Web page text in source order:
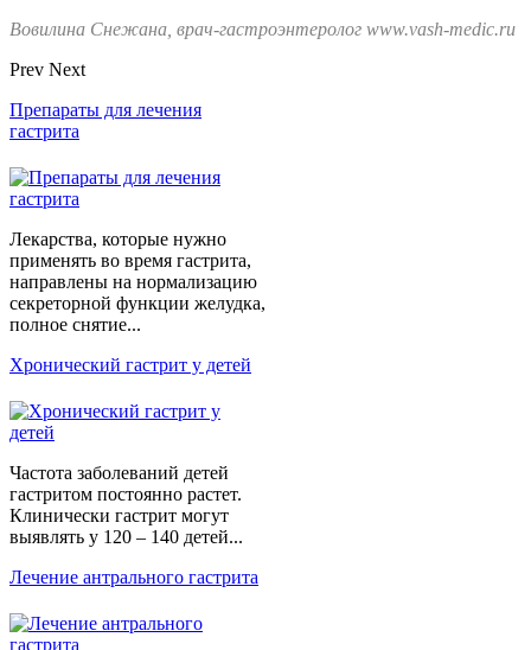
Вовилина Снежана, врач-гастроэнтеролог www.vash-medic.ru
Prev Next
Препараты для лечения
гастрита
Лекарства, которые нужно
применять во время гастрита,
направлены на нормализацию
секреторной функции желудка,
полное снятие...
Хронический гастрит у детей
Частота заболеваний детей
гастритом постоянно растет.
Клинически гастрит могут
выявлять у 120 – 140 детей...
Лечение антрального гастрита